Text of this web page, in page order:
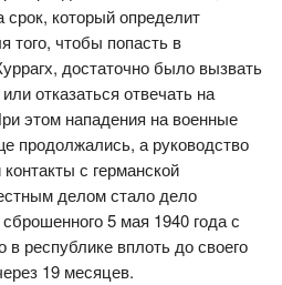
который определит
того, чтобы попасть в
достаточно было вызвать
отказаться отвечать на
этом нападения на военные
продолжались, а руководство
с германской
делом стало дело
5 мая 1940 года с
республике вплоть до своего
19 месяцев.